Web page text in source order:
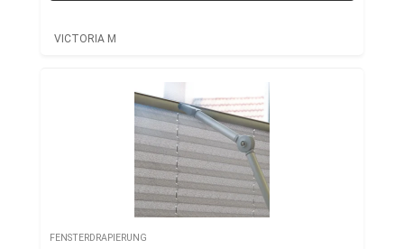
VICTORIA M
FENSTERDRAPIERUNG